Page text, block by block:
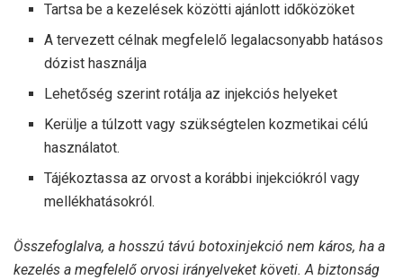
Tartsa be a kezelések közötti ajánlott időközöket
A tervezett célnak megfelelő legalacsonyabb hatásos
dózist használja
Lehetőség szerint rotálja az injekciós helyeket
Kerülje a túlzott vagy szükségtelen kozmetikai célú
használatot.
Tájékoztassa az orvost a korábbi injekciókról vagy
mellékhatásokról.
Összefoglalva, a hosszú távú botoxinjekció nem káros, ha a
kezelés a megfelelő orvosi irányelveket követi. A biztonság